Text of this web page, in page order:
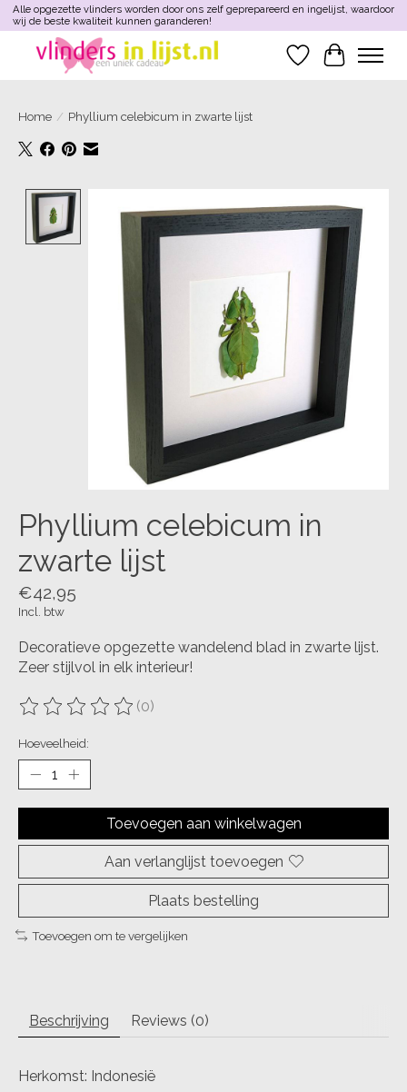
Alle opgezette vlinders worden door ons zelf geprepareerd en ingelijst, waardoor
wij de beste kwaliteit kunnen garanderen!
Verlanglijst
Home / Phyllium celebicum in zwarte lijst
Phyllium celebicum in
zwarte lijst
€42,95
Incl. btw
Decoratieve opgezette wandelend blad in zwarte lijst.
Zeer stijlvol in elk interieur!
De beoordeling van dit product is
(0)
Hoeveelheid:
Toevoegen aan winkelwagen
Aan verlanglijst toevoegen
Plaats bestelling
Toevoegen om te vergelijken
Beschrijving Reviews (0)
Herkomst: Indonesië